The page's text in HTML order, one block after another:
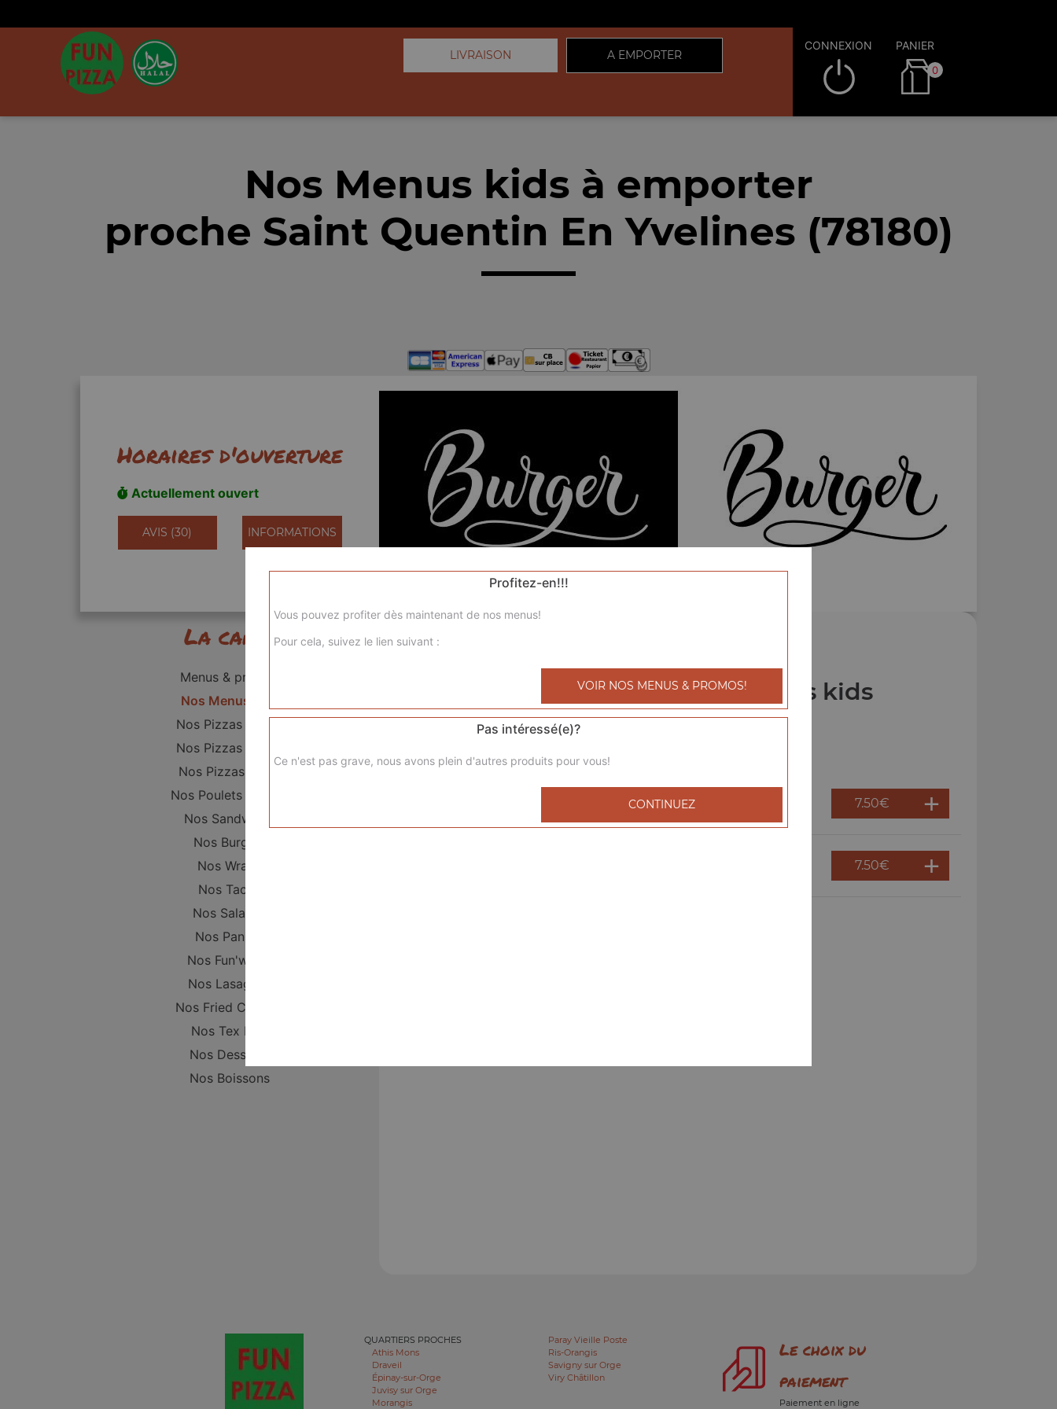
LIVRAISON A EMPORTER
CONNEXION PANIER
0
Nos Menus kids à emporter
proche Saint Quentin En Yvelines (78180)
Horaires d'ouverture
Actuellement ouvert
AVIS (30) INFORMATIONS
La carte
Menus & promos
Nos Menus kids
Nos Pizzas Junior
Nos Pizzas Sénior
Nos Pizzas Méga
Nos Poulets Braisés
Nos Sandwichs
Nos Burgers
Nos Wraps
Nos Tacos
Nos Salades
Nos Paninis
Nos Fun'wichs
Nos Lasagnes
Nos Fried Chicken
Nos Tex Mex
Nos Desserts
Nos Boissons
Nos Menus kids
7.50€
7.50€
QUARTIERS PROCHES
Athis Mons
Draveil
Épinay-sur-Orge
Juvisy sur Orge
Morangis
Paray Vieille Poste
Ris-Orangis
Savigny sur Orge
Viry Châtillon
Le choix du
paiement
Paiement en ligne
Profitez-en!!!
Vous pouvez profiter dès maintenant de nos menus!
Pour cela, suivez le lien suivant :
VOIR NOS MENUS & PROMOS!
Pas intéressé(e)?
Ce n'est pas grave, nous avons plein d'autres produits pour vous!
CONTINUEZ